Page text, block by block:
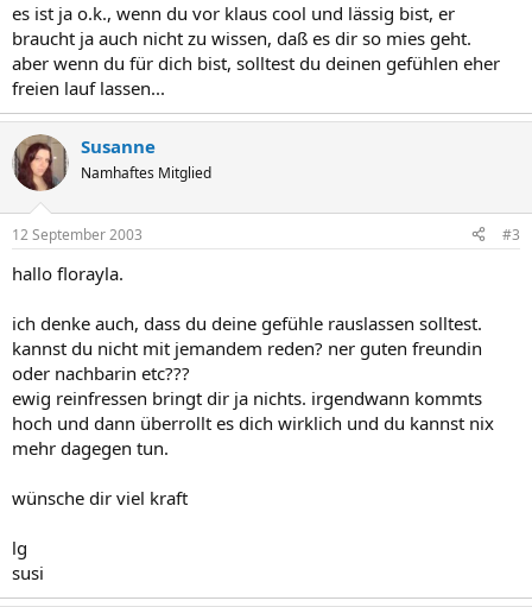
es ist ja o.k., wenn du vor klaus cool und lässig bist, er
braucht ja auch nicht zu wissen, daß es dir so mies geht.
aber wenn du für dich bist, solltest du deinen gefühlen eher
freien lauf lassen...
Susanne
Namhaftes Mitglied
12 September 2003 #3
hallo florayla.
ich denke auch, dass du deine gefühle rauslassen solltest.
kannst du nicht mit jemandem reden? ner guten freundin
oder nachbarin etc???
ewig reinfressen bringt dir ja nichts. irgendwann kommts
hoch und dann überrollt es dich wirklich und du kannst nix
mehr dagegen tun.
wünsche dir viel kraft
lg
susi